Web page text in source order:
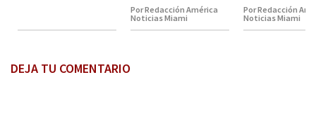
Por Redacción América
Noticias Miami
Por Redacción
Noticias Miami
DEJA TU COMENTARIO